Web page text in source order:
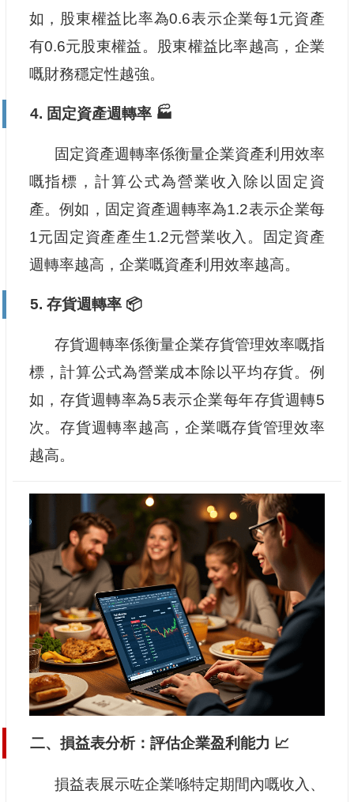
如，股東權益比率為0.6表示企業每1元資產
有0.6元股東權益。股東權益比率越高，企業
嘅財務穩定性越強。
4. 固定資產週轉率 🏭
固定資產週轉率係衡量企業資產利用效率
嘅指標，計算公式為營業收入除以固定資
產。例如，固定資產週轉率為1.2表示企業每
1元固定資產產生1.2元營業收入。固定資產
週轉率越高，企業嘅資產利用效率越高。
5. 存貨週轉率 📦
存貨週轉率係衡量企業存貨管理效率嘅指
標，計算公式為營業成本除以平均存貨。例
如，存貨週轉率為5表示企業每年存貨週轉5
次。存貨週轉率越高，企業嘅存貨管理效率
越高。
二、損益表分析：評估企業盈利能力 📈
損益表展示咗企業喺特定期間內嘅收入、